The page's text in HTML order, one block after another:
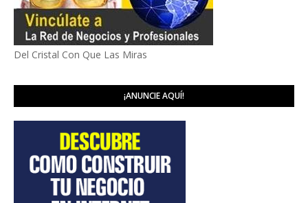
Del Cristal Con Que Las Miras
¡ANUNCIE AQUÍ!